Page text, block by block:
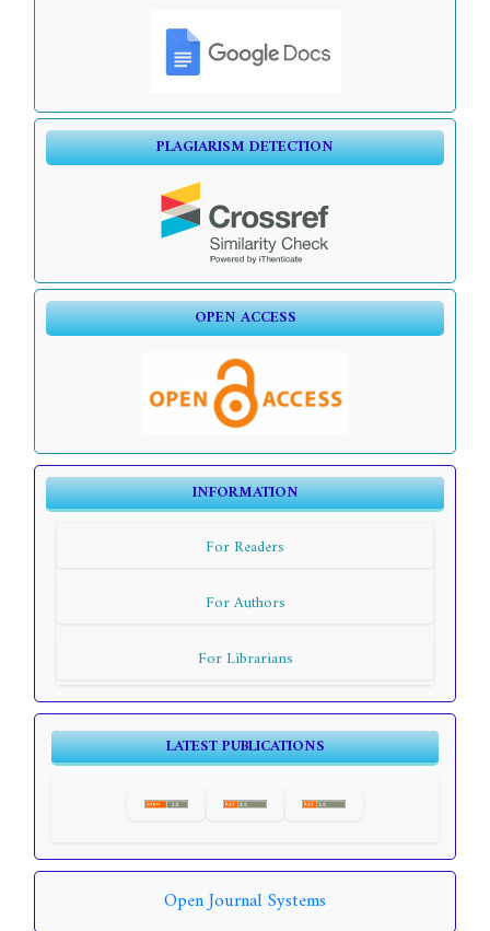
PLAGIARISM DETECTION
OPEN ACCESS
INFORMATION
For Readers
For Authors
For Librarians
LATEST PUBLICATIONS
Open Journal Systems